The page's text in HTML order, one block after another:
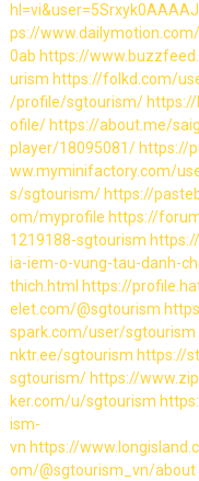
hl=vi&user=5Srxyk0AAAAJ
ps://
0ab https://
urism https://folkd.com/
/profile/sgtourism/
ofile/ https://about.me/
player/18095081/ https://
ww.myminifactory.com/
s/sgtourism/ https://
om/myprofile https://
1219188-sgtourism
ia-iem-o-vung-tau-danh-
thich.html https://
elet.com/@sgtourism
spark.com/user/sgtourism
nktr.ee/sgtourism https://
sgtourism/ https://
ker.com/u/sgtourism
ism-
vn https://
om/@sgtourism_vn/about